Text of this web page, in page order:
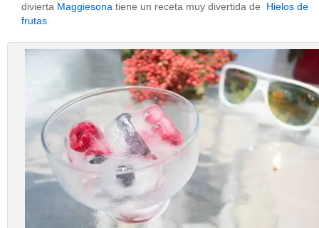
divierta Maggiesona tiene un receta muy divertida de Hielos de
frutas